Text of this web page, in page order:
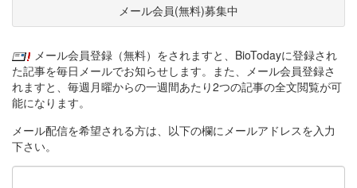
メール会員(無料)募集中
メール会員登録（無料）をされますと、BioTodayに登録され
た記事を毎日メールでお知らせします。また、メール会員登録さ
れますと、毎週月曜からの一週間あたり2つの記事の全文閲覧が可
能になります。
メール配信を希望される方は、以下の欄にメールアドレスを入力
下さい。